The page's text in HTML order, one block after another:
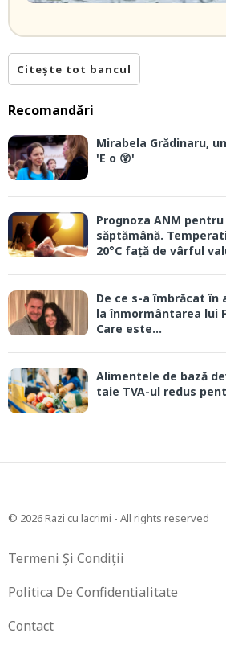
Citește tot bancul
Recomandări
Mirabela Grădinaru,
'E o 😲'
Prognoza ANM
săptămână.
20°C față de vârful
De ce s-a îmbrăcat în
la înmormântarea lui
Care este...
Alimentele de bază
taie TVA-ul redus
© 2026 Razi cu lacrimi - All rights reserved
Termeni Și Condiții
Politica De Confidentialitate
Contact